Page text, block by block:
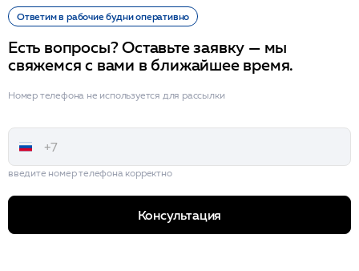
Ответим в рабочие будни оперативно
Есть вопросы? Оставьте заявку — мы
свяжемся с вами в ближайшее время.
Номер телефона не используется для рассылки
введите номер телефона корректно
Консультация